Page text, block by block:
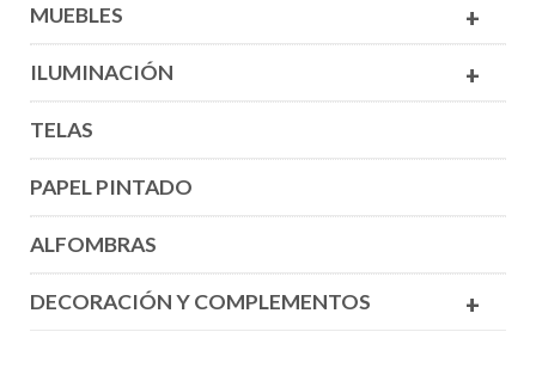
+
MUEBLES
+
ILUMINACIÓN
TELAS
PAPEL PINTADO
ALFOMBRAS
+
DECORACIÓN Y COMPLEMENTOS